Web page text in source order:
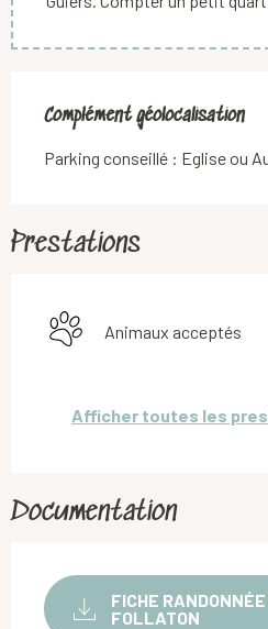
Complément géolocalisation
Complément géolocalisation
Parking conseillé : Eglise ou
Prestations
Animaux acceptés
Afficher toutes les
Documentation
FICHE
FOLLATON